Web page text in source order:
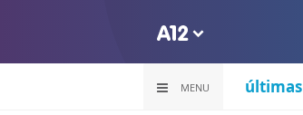
MENU últimas